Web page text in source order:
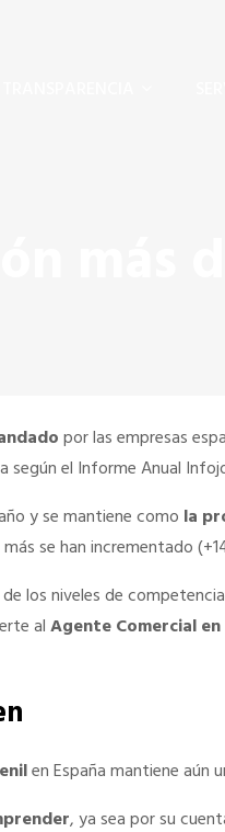
por las empresas
el Informe Anual
y se mantiene como la
se han incrementado
los niveles de
alAgente Comercial
en España mantiene aún
, ya sea por su